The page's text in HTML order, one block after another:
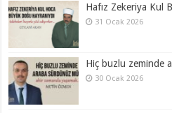
Hafız Zekeriya Kul
31 Ocak 2026
Hiç buzlu zeminde
30 Ocak 2026